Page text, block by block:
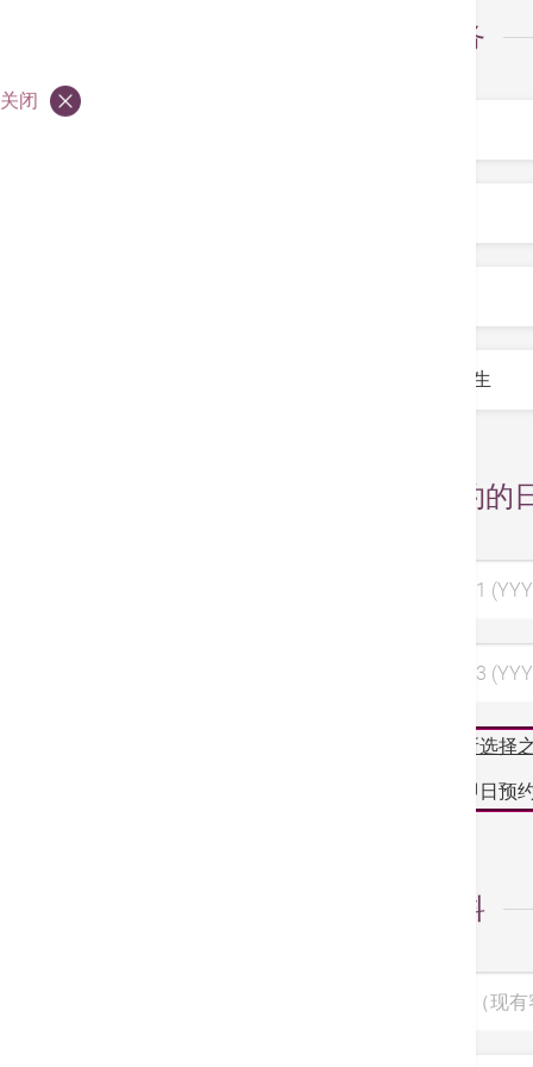
选择服务
选择预约的
选择日期 1
选择日期 3
阁下所选择
如需即日预
个人资料
病人编号（现
关闭